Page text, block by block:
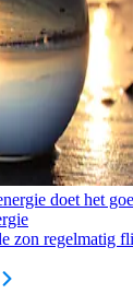
doet het
zon regelmatig